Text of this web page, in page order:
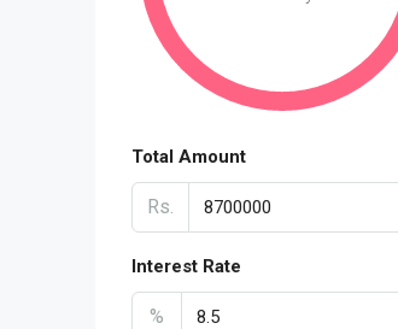
Total Amount
Rs.
Interest Rate
%